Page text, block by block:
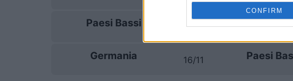
CONFIRM
Paesi Bassi 13/11 Grecia
Germania 16/11 Paesi